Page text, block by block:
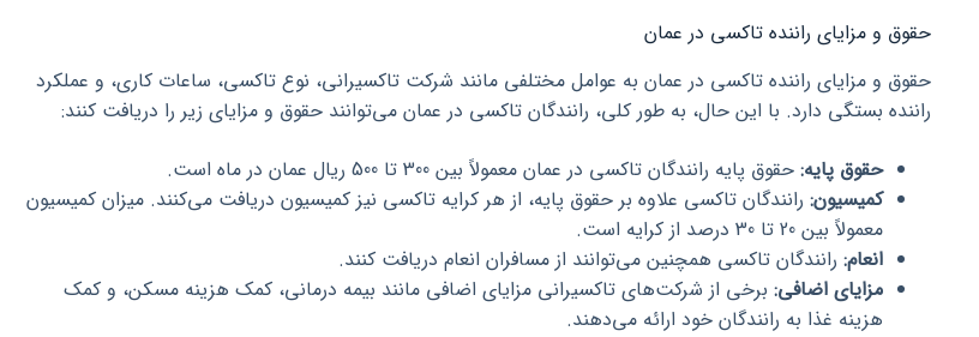
حقوق و مزایای راننده تاکسی در عمان
حقوق و مزایای راننده تاکسی در عمان به عوامل مختلفی مانند شرکت تاکسیرانی، نوع تاکسی، ساعات کاری، و عملکرد
راننده بستگی دارد. با این حال، به طور کلی، رانندگان تاکسی در عمان می‌توانند حقوق و مزایای زیر را دریافت کنند:
حقوق پایه: حقوق پایه رانندگان تاکسی در عمان معمولاً بین 300 تا 500 ریال عمان در ماه است.
کمیسیون: رانندگان تاکسی علاوه بر حقوق پایه، از هر کرایه تاکسی نیز کمیسیون دریافت می‌کنند. میزان کمیسیون
معمولاً بین 20 تا 30 درصد از کرایه است.
انعام: رانندگان تاکسی همچنین می‌توانند از مسافران انعام دریافت کنند.
مزایای اضافی: برخی از شرکت‌های تاکسیرانی مزایای اضافی مانند بیمه درمانی، کمک هزینه مسکن، و کمک
هزینه غذا به رانندگان خود ارائه می‌دهند.